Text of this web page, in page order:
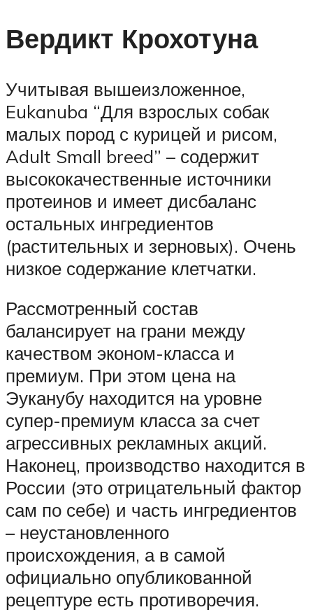
Вердикт Крохотуна
Учитывая вышеизложенное,
Eukanuba “Для взрослых собак
малых пород с курицей и рисом,
Adult Small breed” – содержит
высококачественные источники
протеинов и имеет дисбаланс
остальных ингредиентов
(растительных и зерновых). Очень
низкое содержание клетчатки.
Рассмотренный состав
балансирует на грани между
качеством эконом-класса и
премиум. При этом цена на
Эуканубу находится на уровне
супер-премиум класса за счет
агрессивных рекламных акций.
Наконец, производство находится в
России (это отрицательный фактор
сам по себе) и часть ингредиентов
– неустановленного
происхождения, а в самой
официально опубликованной
рецептуре есть противоречия.